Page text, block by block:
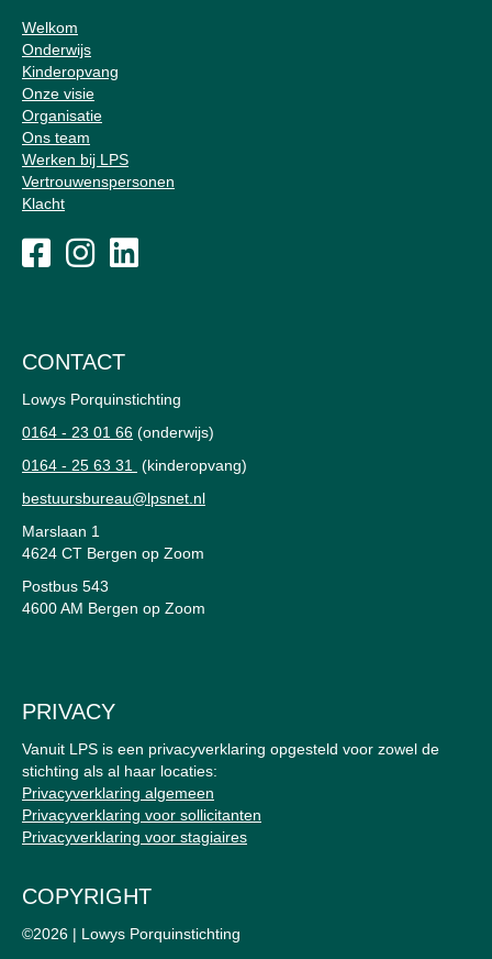
Welkom
Onderwijs
Kinderopvang
Onze visie
Organisatie
Ons team
Werken bij LPS
Vertrouwenspersonen
Klacht
CONTACT
Lowys Porquinstichting
0164 - 23 01 66 (onderwijs)
0164 - 25 63 31
(kinderopvang)
bestuursbureau@lpsnet.nl
Marslaan 1
4624 CT Bergen op Zoom
Postbus 543
4600 AM Bergen op Zoom
PRIVACY
Vanuit LPS is een privacyverklaring opgesteld voor zowel de
stichting als al haar locaties:
Privacyverklaring algemeen
Privacyverklaring voor sollicitanten
Privacyverklaring voor stagiaires
COPYRIGHT
©2026 | Lowys Porquinstichting